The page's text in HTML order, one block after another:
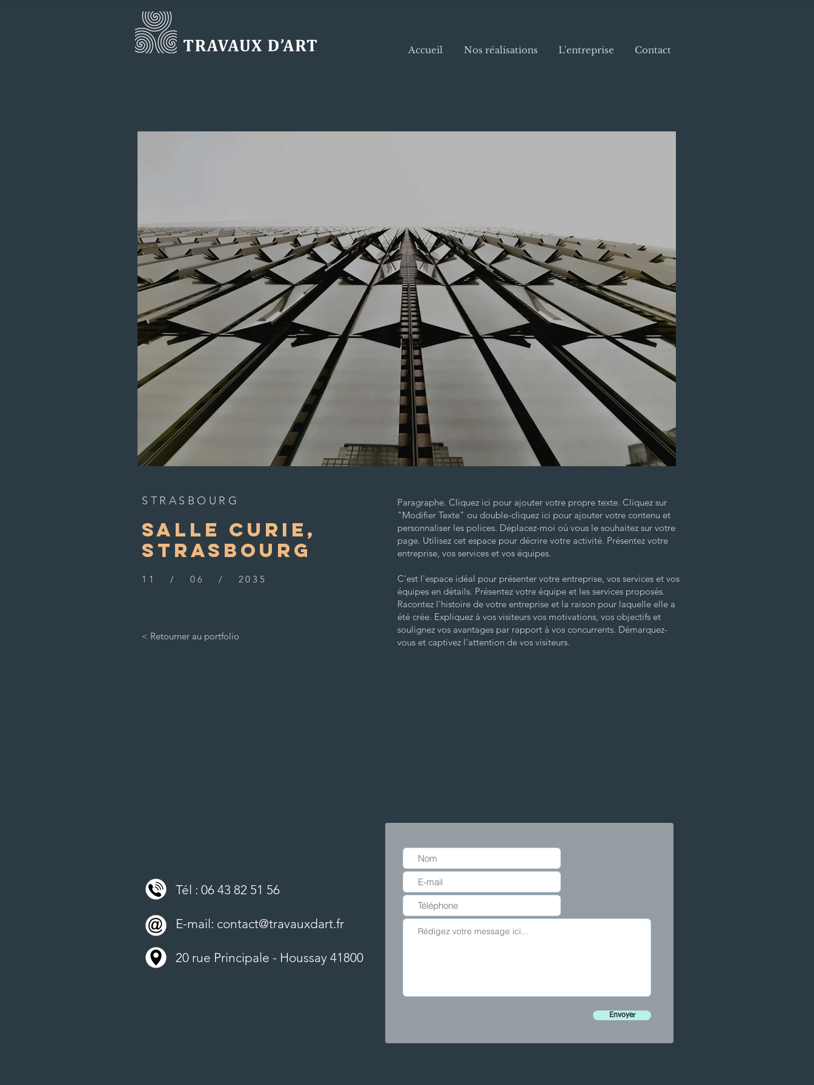
Accueil Nos réalisations L'entreprise Contact
STRASBOURG
SALLE CURIE,
STRASBOURG
11 / 06 / 2035
< Retourner au portfolio
Paragraphe. Cliquez ici pour ajouter votre propre texte. Cliquez sur
"Modifier Texte" ou double-cliquez ici pour ajouter votre contenu et
personnaliser les polices. Déplacez-moi où vous le souhaitez sur votre
page. Utilisez cet espace pour décrire votre activité. Présentez votre
entreprise, vos services et vos équipes.
C'est l'espace idéal pour présenter votre entreprise, vos services et vos
équipes en détails. Présentez votre équipe et les services proposés.
Racontez l'histoire de votre entreprise et la raison pour laquelle elle a
été crée. Expliquez à vos visiteurs vos motivations, vos objectifs et
soulignez vos avantages par rapport à vos concurrents. Démarquez-
vous et captivez l'attention de vos visiteurs.
Tél : 06 43 82 51 56
E-mail: contact@travauxdart.fr
20 rue Principale - Houssay 41800
Envoyer